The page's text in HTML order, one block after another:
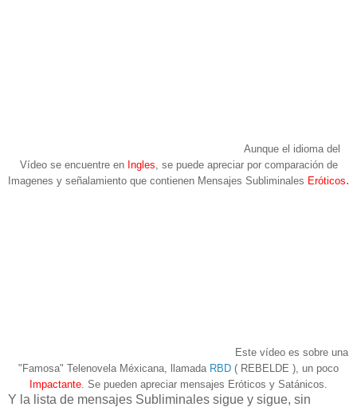
Aunque el idioma del
Vídeo se encuentre en Ingles , se puede apreciar por comparación de
Imagenes y señalamiento que contienen Mensajes Subliminales Eróticos.
Este vídeo es sobre una
"Famosa" Telenovela Méxicana, llamada RBD ( REBELDE ), un poco
Impactante . Se pueden apreciar mensajes Eróticos y Satánicos.
Y la lista de mensajes Subliminales sigue y sigue, sin